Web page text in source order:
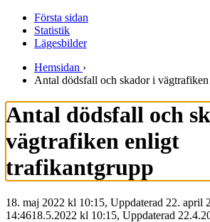
Första sidan
Statistik
Lägesbilder
Hemsidan ›
Antal dödsfall och skador i
Antal dödsfall och
vägtrafiken enligt
trafikantgrupp
18. maj 2022 kl 10:15, Uppdaterad 22. april
14:4618.5.2022 kl 10:15, Uppdaterad